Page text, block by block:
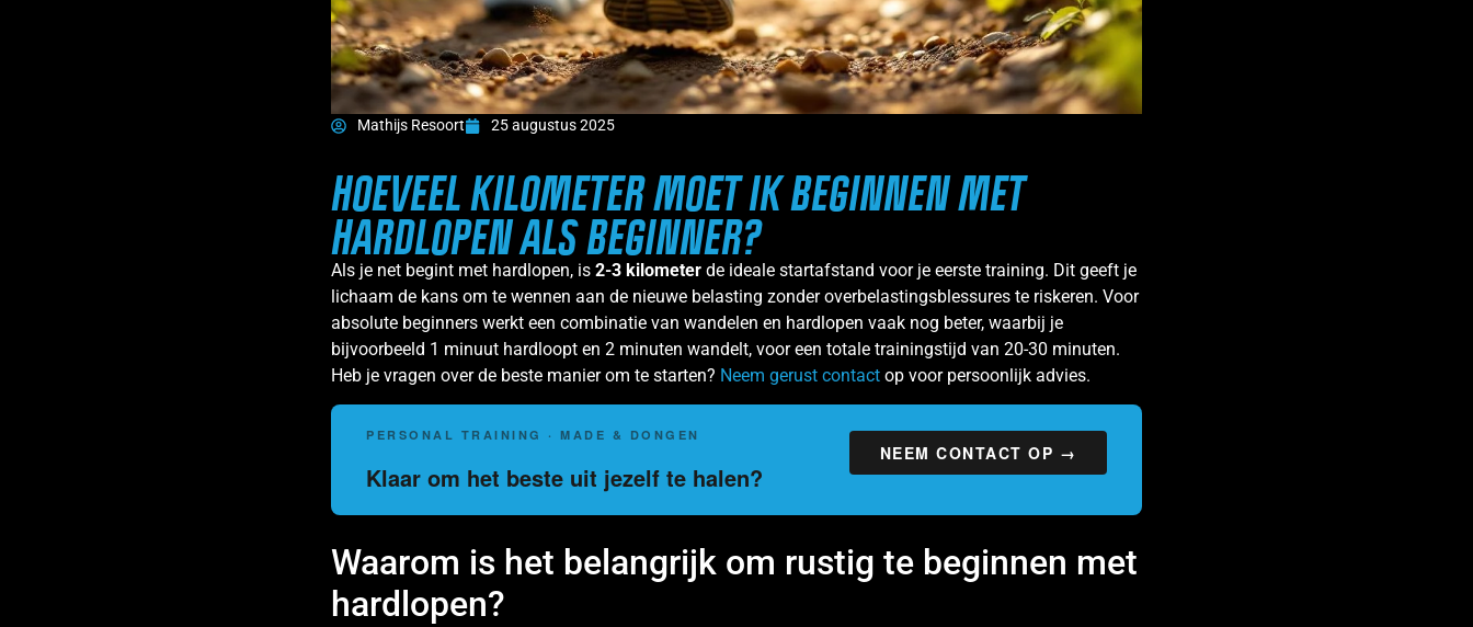
Mathijs Resoort 25 augustus 2025
HOEVEEL KILOMETER MOET IK BEGINNEN MET
HARDLOPEN ALS BEGINNER?
Als je net begint met hardlopen, is 2-3 kilometer de ideale startafstand voor je eerste training. Dit geeft je
lichaam de kans om te wennen aan de nieuwe belasting zonder overbelastingsblessures te riskeren. Voor
absolute beginners werkt een combinatie van wandelen en hardlopen vaak nog beter, waarbij je
bijvoorbeeld 1 minuut hardloopt en 2 minuten wandelt, voor een totale trainingstijd van 20-30 minuten.
Heb je vragen over de beste manier om te starten? Neem gerust contact op voor persoonlijk advies.
PERSONAL TRAINING · MADE & DONGEN
Klaar om het beste uit jezelf te halen?
NEEM CONTACT OP →
Waarom is het belangrijk om rustig te beginnen met
hardlopen?